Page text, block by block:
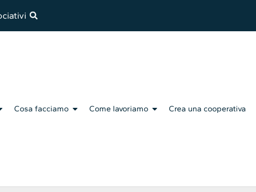
Cosa facciamo Come lavoriamo Crea una cooperativa